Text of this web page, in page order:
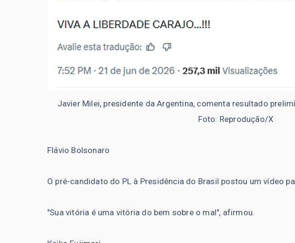
Javier Milei, presidente da Argentina, comenta resultado
Foto: Reprodução/X
Flávio Bolsonaro
O pré-candidato do PL à Presidência do Brasil postou um vídeo
"Sua vitória é uma vitória do bem sobre o mal", afirmou.